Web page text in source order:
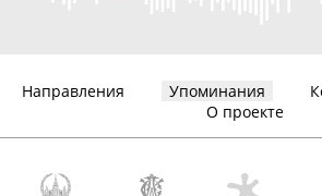
Направления Упоминания
О проекте